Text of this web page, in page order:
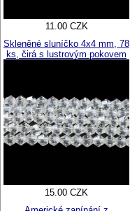
11.00 CZK
Skleněné sluníčko 4x4 mm, 78
ks, čirá s lustrovým pokovem
15.00 CZK